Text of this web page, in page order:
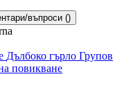
въпроси ()
Дълбоко гърло Групов
повикване